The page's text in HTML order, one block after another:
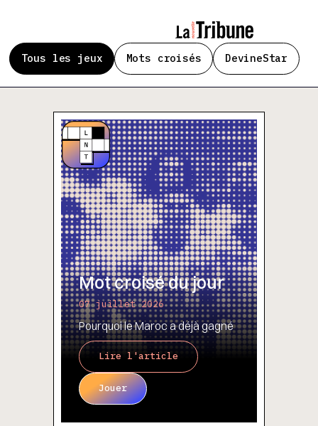
Tous les jeux Mots croisés DevineStar
Mot croisé du jour
07 juillet 2026
Pourquoi le Maroc a déjà gagné
Lire l'article
Jouer